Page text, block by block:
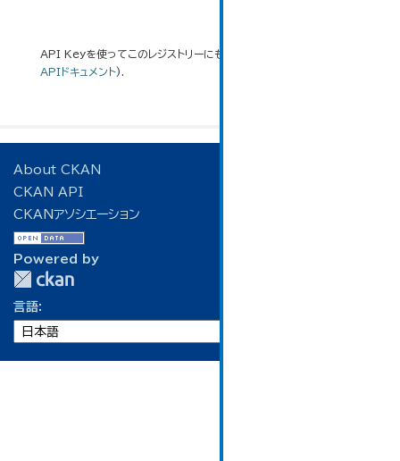
API Keyを使ってこのレジストリーにもアクセス可能です
APIドキュメント).
About CKAN
CKAN API
CKANアソシエーション
Powered by
言語